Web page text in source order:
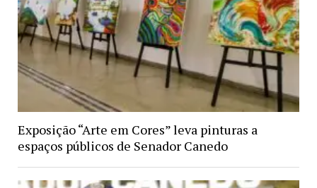
Exposição “Arte em Cores” leva pinturas a
espaços públicos de Senador Canedo